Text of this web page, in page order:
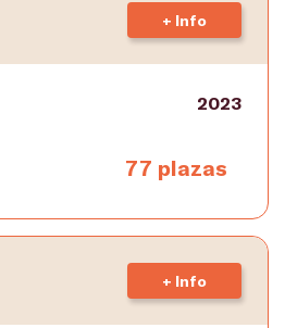
+ Info
2023
77 plazas
+ Info